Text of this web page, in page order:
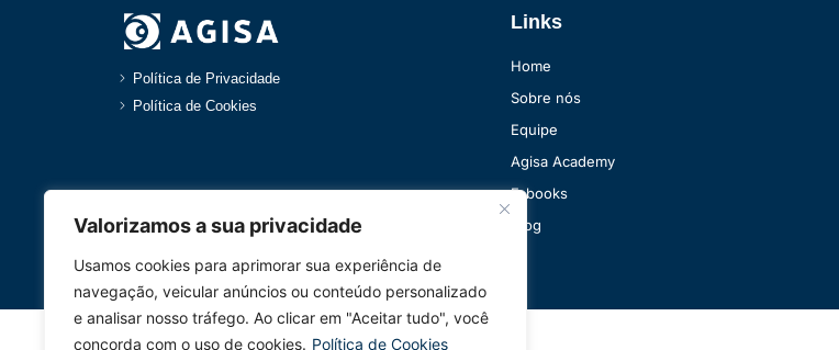
Valorizamos a sua privacidade
Usamos cookies para aprimorar sua experiência de
navegação, veicular anúncios ou conteúdo personalizado
e analisar nosso tráfego. Ao clicar em "Aceitar tudo", você
concorda com o uso de cookies. Política de Cookies
Política de Privacidade
Política de Cookies
Links
Home
Sobre nós
Equipe
Agisa Academy​
E-books
Blog